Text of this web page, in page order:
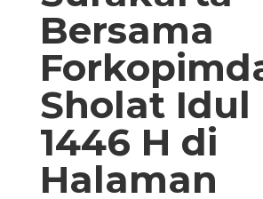
Bersama
Sholat Idul
1446 H di
Halaman